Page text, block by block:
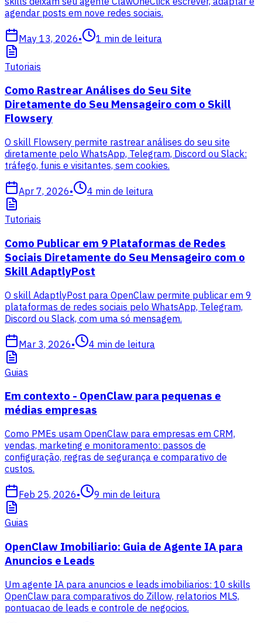
agendar posts em nove redes sociais.
May 13, 2026• 1 min de leitura
Tutoriais
Como Rastrear Análises do Seu Site
Diretamente do Seu Mensageiro com o Skill
Flowsery
O skill Flowsery permite rastrear análises do seu site
diretamente pelo WhatsApp, Telegram, Discord ou Slack:
tráfego, funis e visitantes, sem cookies.
Apr 7, 2026• 4 min de leitura
Tutoriais
Como Publicar em 9 Plataformas de Redes
Sociais Diretamente do Seu Mensageiro com o
Skill AdaptlyPost
O skill AdaptlyPost para OpenClaw permite publicar em 9
plataformas de redes sociais pelo WhatsApp, Telegram,
Discord ou Slack, com uma só mensagem.
Mar 3, 2026• 4 min de leitura
Guias
Em contexto - OpenClaw para pequenas e
médias empresas
Como PMEs usam OpenClaw para empresas em CRM,
vendas, marketing e monitoramento: passos de
configuração, regras de segurança e comparativo de
custos.
Feb 25, 2026• 9 min de leitura
Guias
OpenClaw Imobiliario: Guia de Agente IA para
Anuncios e Leads
Um agente IA para anuncios e leads imobiliarios: 10 skills
OpenClaw para comparativos do Zillow, relatorios MLS,
pontuacao de leads e controle de negocios.